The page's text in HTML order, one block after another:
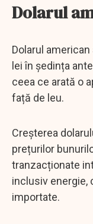
Dolarul
Dolarul american
lei în ședința
ceea ce arată o
față de leu.
Creșterea
prețurilor
tranzacționate
inclusiv energie,
importate.